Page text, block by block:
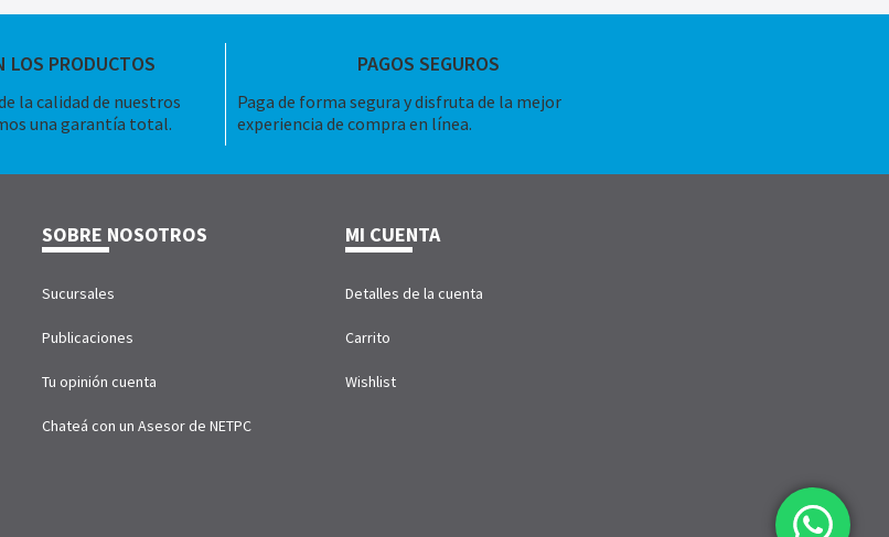
LOS PRODUCTOS
la calidad de nuestros
una garantía total.
PAGOS SEGUROS
Paga de forma segura y disfruta de la mejor
experiencia de compra en línea.
SOBRE NOSOTROS
Sucursales
Publicaciones
Tu opinión cuenta
Chateá con un Asesor de NETPC
MI CUENTA
Detalles de la cuenta
Carrito
Wishlist